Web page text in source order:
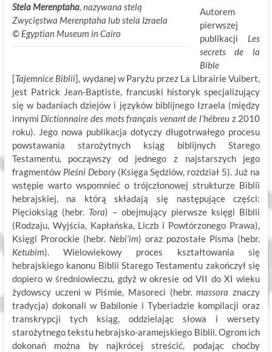
Stela Merenptaha, nazywana stelą
Zwycięstwa Merenptaha lub stela Izraela
©. Egyptian Museum in Cairo
Autorem
pierwszej
publikacji Les
secrets de la
Bible
[Tajemnice Biblii], wydanej w Paryżu przez La Librairie Vuibert,
jest Patrick Jean-Baptiste, francuski historyk specjalizujący
się w badaniach dziejów i języków biblijnego Izraela (między
innymi Dictionnaire des mots français venant de l’hébreu z 2010
roku). Jego nowa publikacja dotyczy długotrwałego procesu
powstawania starożytnych ksiąg biblijnych Starego
Testamentu, począwszy od jednego z najstarszych jego
fragmentów Pieśni Debory(Księga Sędziów, rozdział 5). Już na
wstępie warto wspomnieć o trójczłonowej strukturze Biblii
hebrajskiej, na którą składają się następujące części:
Pięcioksiąg (hebr. Tora) – obejmujący pierwsze księgi Biblii
(Rodzaju, Wyjścia, Kapłańska, Liczb i Powtórzonego Prawa),
Księgi Prorockie (hebr. Nebi’im) oraz pozostałe Pisma (hebr.
Ketubim). Wielowiekowy proces kształtowania się
hebrajskiego kanonu Biblii Starego Testamentu zakończył się
dopiero w średniowieczu, gdyż w okresie od VII do XI wieku
żydowscy uczeni w Piśmie, Masoreci (hebr.massora znaczy
tradycja) dokonali w Babilonie i Tyberiadzie kompilacji oraz
transkrypcji tych ksiąg, oddzielając słowa i wersety
starożytnego tekstu hebrajsko-aramejskiego Biblii. Ogrom ich
dokonań można by najkrócej streścić, podając choćby